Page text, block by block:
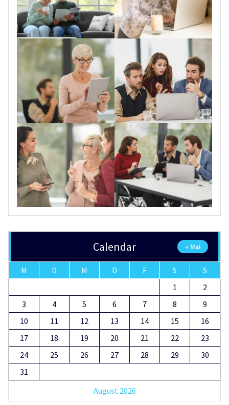
Calendar
August 2026
M D M D F S
S
1
2
3
4 5 6 7 8
9
10
11 12 13 14 15
16
17
18 19 20 21 22
23
24
25 26 27 28 29
30
31
« Mai